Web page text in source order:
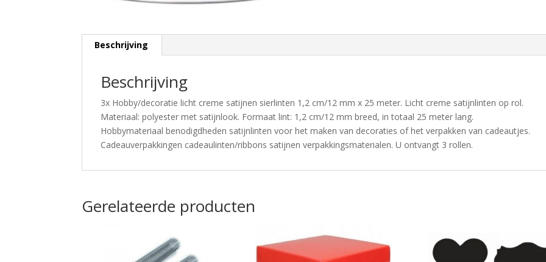
Beschrijving
Beschrijving
3x Hobby/decoratie licht creme satijnen sierlinten 1,2 cm/12 mm x 25 meter. Licht creme satijnlinten op rol.
Materiaal: polyester met satijnlook. Formaat lint: 1,2 cm/12 mm breed, in totaal 25 meter lang.
Hobbymateriaal benodigdheden satijnlinten voor het maken van decoraties of het verpakken van cadeautjes.
Cadeauverpakkingen cadeaulinten/ribbons satijnen verpakkingsmaterialen. U ontvangt 3 rollen.
Gerelateerde producten